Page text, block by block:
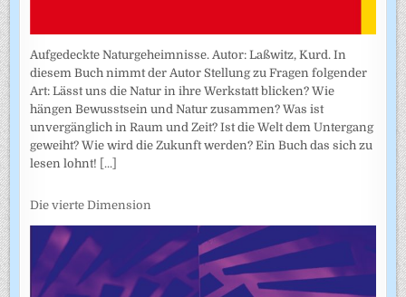
Aufgedeckte Naturgeheimnisse. Autor: Laßwitz, Kurd. In
diesem Buch nimmt der Autor Stellung zu Fragen folgender
Art: Lässt uns die Natur in ihre Werkstatt blicken? Wie
hängen Bewusstsein und Natur zusammen? Was ist
unvergänglich in Raum und Zeit? Ist die Welt dem Untergang
geweiht? Wie wird die Zukunft werden? Ein Buch das sich zu
lesen lohnt! [...]
Die vierte Dimension